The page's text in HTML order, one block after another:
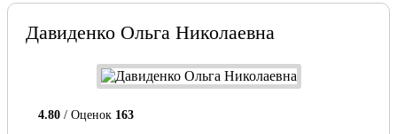
Давиденко Ольга Николаевна
4.80 / Оценок 163